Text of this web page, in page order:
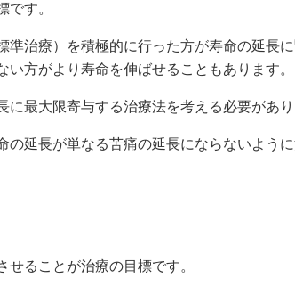
す。
治療）を積極的に行った方が寿命の延長
方がより寿命を伸ばせることもあります。
最大限寄与する治療法を考える必要があり
延長が単なる苦痛の延長にならないよう
ることが治療の目標です。